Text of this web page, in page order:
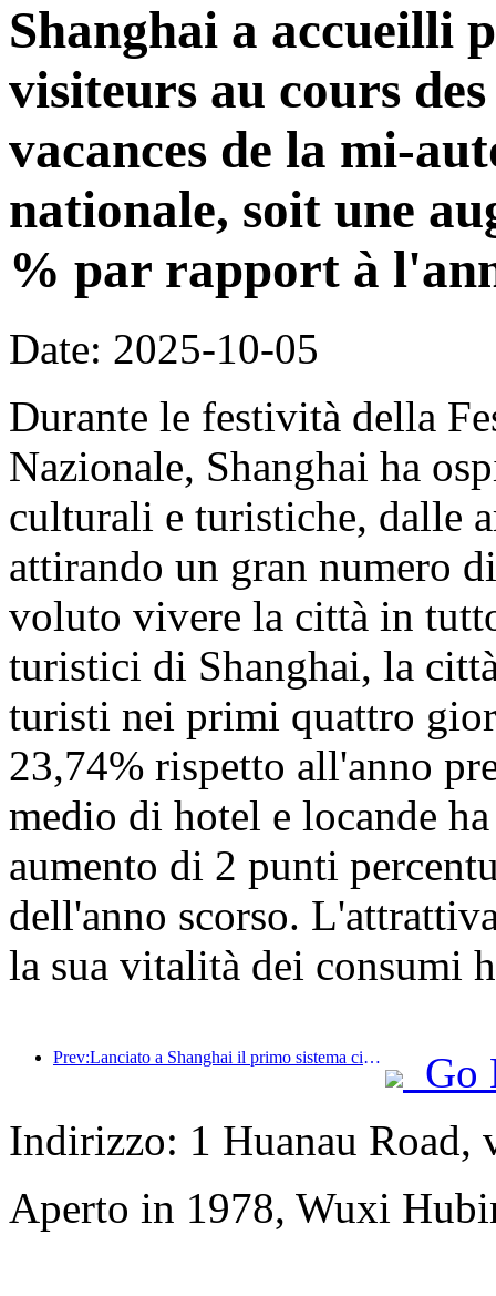
Shanghai a accueilli
visiteurs au cours
vacances de la mi-
nationale, soit une
% par rapport à
Date: 2025-10-05
Durante le festività della
Nazionale, Shanghai ha
culturali e turistiche, dalle
attirando un gran numero
voluto vivere la città in
turistici di Shanghai, la
turisti nei primi quattro
23,74% rispetto all'anno
medio di hotel e locande
aumento di 2 punti
dell'anno scorso.
la sua vitalità dei consumi
Prev:Lanciato a Shanghai il primo sistema cinese di consumo culturale e turistico self-service per turisti stranieri
Go
Indirizzo: 1 Huanau Road,
Aperto in 1978, Wuxi